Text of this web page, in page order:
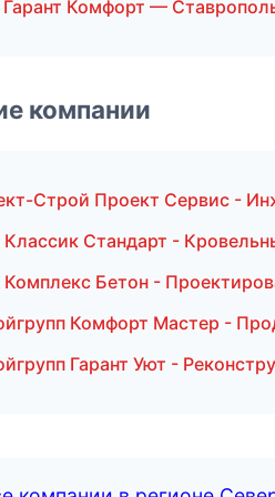
Комфорт —
компании
Строй Проект Сервис -
Стандарт -
Бетон -
Комфорт Мастер -
Гарант Уют -